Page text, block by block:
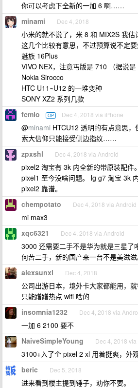
你可以考虑下全新的一加 6 啊……
minami Dec 4, 2018
小米的就不说了，米 8 和 MIX2S 我估
这几个比较有意思，不过预算说不定
魅族 16Plus
VIVO NEX，注意丐版是 710 （据说是
Nokia Sirocco
HTC U11~U12 的一堆变种
SONY XZ2 系列几款
fcmio OP Dec 4, 2018 via iPhone
@minami HTCU12 透明的有点意思，
索大信仰只能接受侧边指纹……
zpxshl Dec 4, 2018 via Android
pixel2 淘宝有 3k 内全新的带原装配件
pixel1 至今没啥问题。 lg g7 淘宝 3k
pixel2 靠谱。
chempotato Dec 4, 2018 via Android
mi max3
xqc6321 Dec 4, 2018 via Android
3000 还需要二手不是华为就是三星了
何苦二手，新的国产来一台不是美滋滋
alexsunxl Dec 4, 2018
公司出游日本，境外卡大家都能用，就
只能蹭蹭热点 wifi 啥的
insomnia1232 Dec 4, 2018 via
一加 6 2100 要不
NaiveSimpleYoung Dec 4, 2018
3100+入了个 pixel 2 xl 用着挺爽，外
beric Dec 5, 2018
进来看到楼主提到锤子，劝你不要。